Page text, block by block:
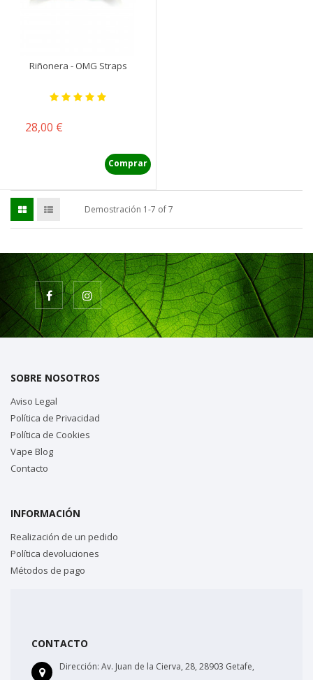
Riñonera - OMG Straps
Precio
28,00 €
Comprar
Demostración 1-7 of 7
SOBRE NOSOTROS
Aviso Legal
Política de Privacidad
Política de Cookies
Vape Blog
Contacto
INFORMACIÓN
Realización de un pedido
Política devoluciones
Métodos de pago
CONTACTO
Dirección: Av. Juan de la Cierva, 28, 28903 Getafe,